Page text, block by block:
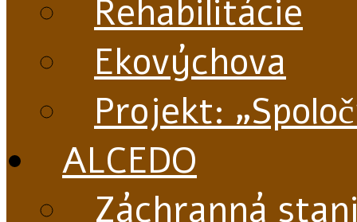
Rehabilitácie
Ekovýchova
Projekt:
ALCEDO
Záchranná